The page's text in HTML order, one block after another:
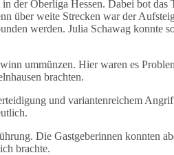
der Oberliga Hessen. Dabei bot
über weite Strecken war der
werden. Julia Schawag konnte
ummünzen. Hier waren es
brachten.
und variantenreichem
Die Gastgeberinnen konnten
brachte.